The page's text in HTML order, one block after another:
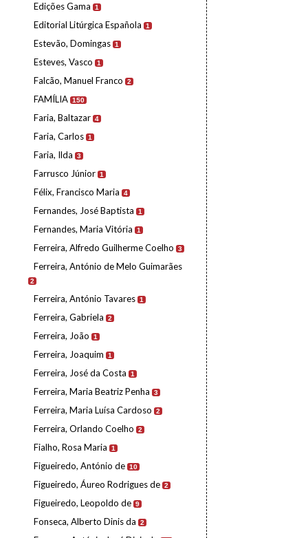
Edições Gama 1
Editorial Litúrgica Española 1
Estevão, Domingas 1
Esteves, Vasco 1
Falcão, Manuel Franco 2
FAMÍLIA 150
Faria, Baltazar 4
Faria, Carlos 1
Faria, Ilda 3
Farrusco Júnior 1
Félix, Francisco Maria 4
Fernandes, José Baptista 1
Fernandes, Maria Vitória 1
Ferreira, Alfredo Guilherme Coelho 3
Ferreira, António de Melo Guimarães
2
Ferreira, António Tavares 1
Ferreira, Gabriela 2
Ferreira, João 1
Ferreira, Joaquim 1
Ferreira, José da Costa 1
Ferreira, Maria Beatriz Penha 3
Ferreira, Maria Luísa Cardoso 2
Ferreira, Orlando Coelho 2
Fialho, Rosa Maria 1
Figueiredo, António de 10
Figueiredo, Áureo Rodrigues de 2
Figueiredo, Leopoldo de 9
Fonseca, Alberto Dinis da 2